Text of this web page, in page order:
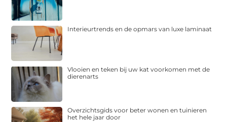
Interieurtrends en de opmars van luxe laminaat
Vlooien en teken bij uw kat voorkomen met de
dierenarts
Overzichtsgids voor beter wonen en tuinieren
het hele jaar door